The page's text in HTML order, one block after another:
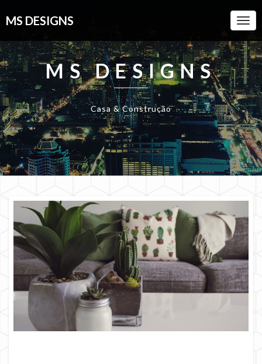
MS DESIGNS
MS DESIGNS
Casa & Construção